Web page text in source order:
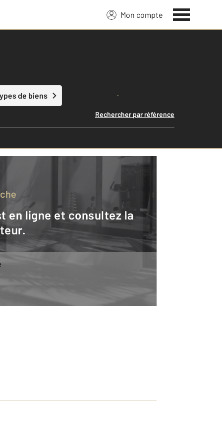
Mon compte
de biens Lancer ma recherche
Rechercher par référence